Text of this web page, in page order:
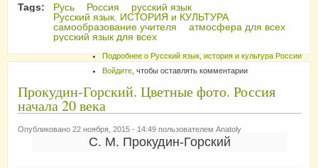
Tags: Русь Россия
русский язык
Русский язык. ИСТОРИЯ и КУЛЬТУРА
самообразование учителя
атмосфера для всех
русский язык для всех
Подробнеео Русский язык, история и культура России
Войдите , чтобы оставлять комментарии
Прокудин-Горский. Цветные фото. Россия
начала 20 века
Опубликовано 22 ноября, 2015 - 14:49 пользователем Anatoly
С. М. Прокудин-Горский